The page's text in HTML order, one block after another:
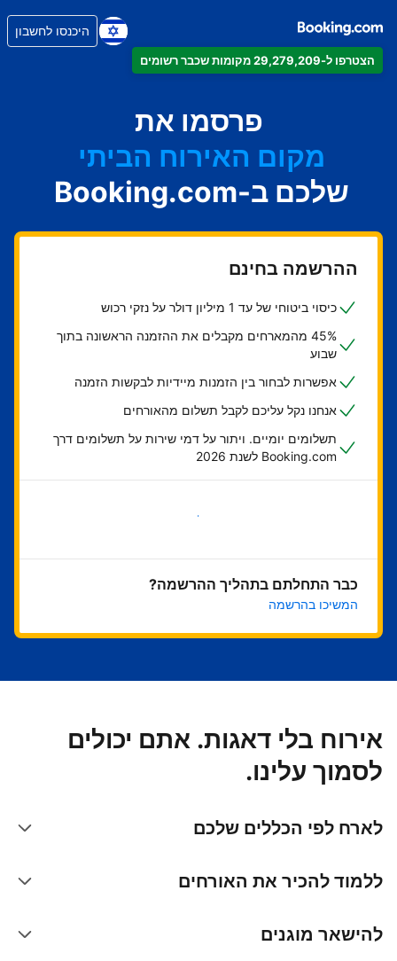
הצטרפו ל-29,279,209 מקומות שכבר רשומים
היכנסו לחשבון
פרסמו את
הדירה
המלון
מקום האירוח הביתי
בית ההארחה
ה-B&B
שלכם ב-Booking.com
ההרשמה בחינם
כיסוי ביטוחי של עד 1 מיליון דולר על נזקי רכוש
45% מהמארחים מקבלים את ההזמנה הראשונה בתוך
שבוע
אפשרות לבחור בין הזמנות מיידיות לבקשות הזמנה
אנחנו נקל עליכם לקבל תשלום מהאורחים
תשלומים יומיים. ויתור על דמי שירות על תשלומים דרך
Booking.com לשנת 2026
בואו נתחיל
כבר התחלתם בתהליך ההרשמה?
המשיכו בהרשמה
אירוח בלי דאגות. אתם יכולים
לסמוך עלינו.
לארח לפי הכללים שלכם
ללמוד להכיר את האורחים
להישאר מוגנים